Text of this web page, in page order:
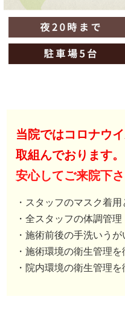
当院ではコロナウ
取組んでおります。
安心してご来院下さ
・スタッフのマスク着
・全スタッフの体調管理
・施術前後の手洗いう
・施術環境の衛生管理を
・院内環境の衛生管理を